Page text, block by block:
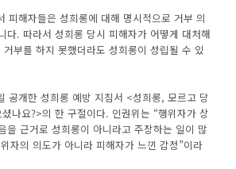
피해자들은 성희롱에 대해 명시적으로 거부 의
다. 따라서 성희롱 당시 피해자가 어떻게 대처해
부를 하지 못했더라도 성희롱이 성립될 수 있
공개한 성희롱 예방 지침서 <성희롱, 모르고 당
나요?>의 한 구절이다. 인권위는 “행위자가 상
을 근거로 성희롱이 아니라고 주장하는 일이 많
자의 의도가 아니라 피해자가 느낀 감정”이라